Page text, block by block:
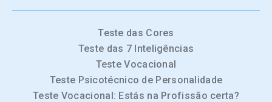
Teste das Cores
Teste das 7 Inteligências
Teste Vocacional
Teste Psicotécnico de Personalidade
Teste Vocacional: Estás na Profissão certa?